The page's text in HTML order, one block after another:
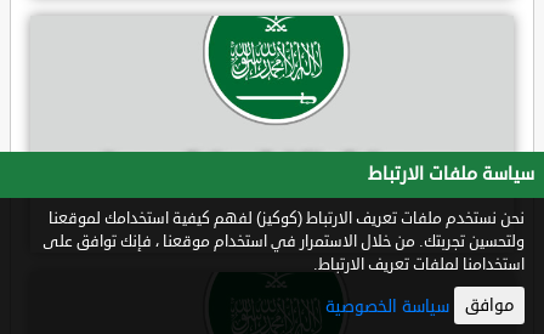
ملخص شامل عن الملك عبدالعزيز
سياسة ملفات الارتباط
نحن نستخدم ملفات تعريف الارتباط (كوكيز) لفهم كيفية استخدامك لموقعنا
ولتحسين تجربتك. من خلال الاستمرار في استخدام موقعنا ، فإنك توافق على
استخدامنا لملفات تعريف الارتباط.
موافق سياسة الخصوصية